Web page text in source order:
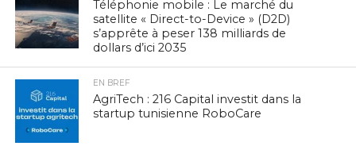
Téléphonie mobile : Le marché du
satellite « Direct-to-Device » (D2D)
s’apprête à peser 138 milliards de
dollars d’ici 2035
EN BREF
AgriTech : 216 Capital investit dans la
startup tunisienne RoboCare